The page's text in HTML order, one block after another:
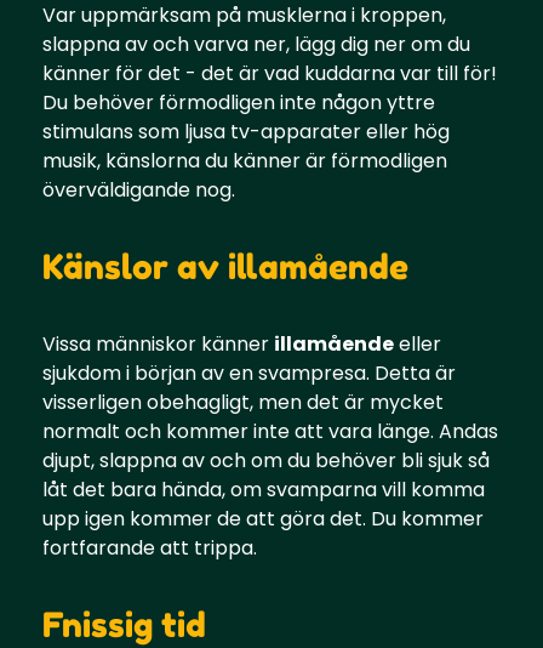
Var uppmärksam på musklerna i kroppen,
slappna av och varva ner, lägg dig ner om du
känner för det - det är vad kuddarna var till för!
Du behöver förmodligen inte någon yttre
stimulans som ljusa tv-apparater eller hög
musik, känslorna du känner är förmodligen
överväldigande nog.
Känslor av illamående
Vissa människor känner illamåendeeller
sjukdom i början av en svampresa. Detta är
visserligen obehagligt, men det är mycket
normalt och kommer inte att vara länge. Andas
djupt, slappna av och om du behöver bli sjuk så
låt det bara hända, om svamparna vill komma
upp igen kommer de att göra det. Du kommer
fortfarande att trippa.
Fnissig tid